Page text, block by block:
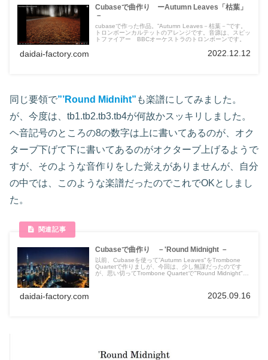
Cubaseで曲作り ーAutumn Leaves「枯葉」
－
cubaseで作った作品。”Autumn Leaves－枯葉－”です。
トロンボーンカルテットのアレンジです。音源は、スピッ
トファイアー BBCオーケストラのトロンボーンです。
daidai-factory.com 2022.12.12
同じ要領で”’Round Midniht” も楽譜にしてみました。
が、今度は、tb1.tb2.tb3.tb4が何故かスッキリしました。
ヘ音記号のところの8の数字は上に書いてあるのが、オク
ターブ下げて下に書いてあるのがオクターブ上げるようで
すが、そのような音作りをした覚えがありませんが、自分
の中では、このような楽譜だったのでこれでOKとしまし
た。
Cubaseで曲作り －'Round Midnight －
以前、Cubaseを使って”Autumn Leaves"をTrombone
Quartetで作りましが、今回は、少し無謀だったのです
が、思い切ってTrombone Quartetで”’Round Midnight"を
daidai-factory.com 2025.09.16